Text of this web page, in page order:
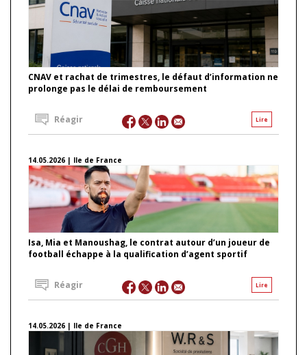
CNAV et rachat de trimestres, le défaut d’information ne
prolonge pas le délai de remboursement
Lire
Réagir
14.05.2026 | Ile de France
Isa, Mia et Manoushag, le contrat autour d’un joueur de
football échappe à la qualification d’agent sportif
Lire
Réagir
14.05.2026 | Ile de France